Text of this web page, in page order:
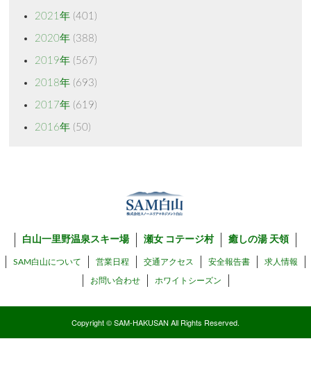
2021年(401)
2020年(388)
2019年(567)
2018年(693)
2017年(619)
2016年(50)
白山一里野温泉スキー場 瀬女 コテージ村 癒しの湯 天領
SAM白山について 営業日程 交通アクセス 安全報告書 求人情報
お問い合わせ ホワイトシーズン
Copyright © SAM-HAKUSAN All Rights Reserved.